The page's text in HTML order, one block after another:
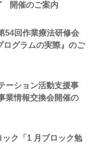
開催のご案内
54回作業療法研修会
ログラムの実際』のご
ーション活動⽀援事
業情報交換会開催の
ク「1 月ブロック勉